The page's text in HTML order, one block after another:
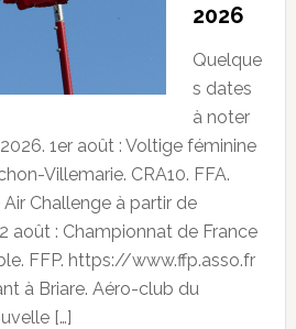
2026
Quelque
s dates
à noter
1er août : Voltige féminine
Villemarie. CRA10. FFA.
Challenge à partir de
août : Championnat de France
FFP. https://www.ffp.asso.fr
à Briare. Aéro-club du
[…]